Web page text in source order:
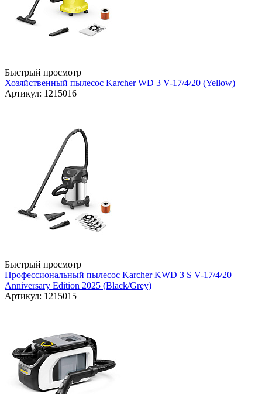
Быстрый просмотр
Хозяйственный пылесос Karcher WD 3 V-17/4/20 (Yellow)
Артикул: 1215016
Быстрый просмотр
Профессиональный пылесос Karcher KWD 3 S V-17/4/20
Anniversary Edition 2025 (Black/Grey)
Артикул: 1215015